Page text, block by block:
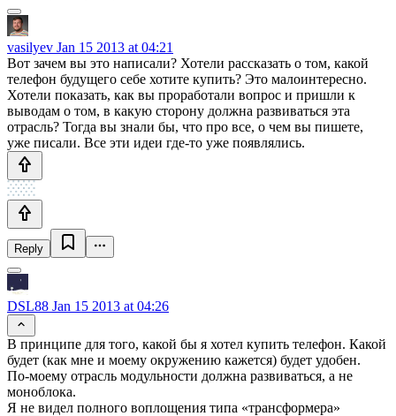
vasilyev Jan 15 2013 at 04:21
Вот зачем вы это написали? Хотели рассказать о том, какой
телефон будущего себе хотите купить? Это малоинтересно.
Хотели показать, как вы проработали вопрос и пришли к
выводам о том, в какую сторону должна развиваться эта
отрасль? Тогда вы знали бы, что про все, о чем вы пишете,
уже писали. Все эти идеи где-то уже появлялись.
Reply
DSL88 Jan 15 2013 at 04:26
В принципе для того, какой бы я хотел купить телефон. Какой
будет (как мне и моему окружению кажется) будет удобен.
По-моему отрасль модульности должна развиваться, а не
моноблока.
Я не видел полного воплощения типа «трансформера»